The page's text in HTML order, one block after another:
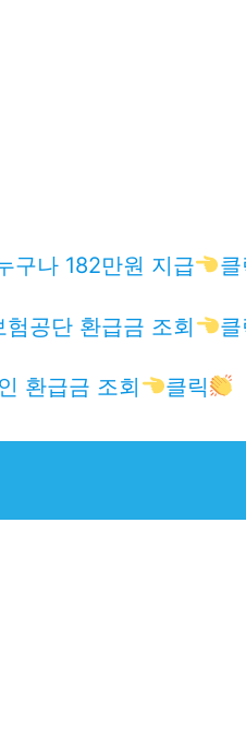
구나 182만원 지급 클
험공단 환급금 조회 클
환급금 조회 클릭